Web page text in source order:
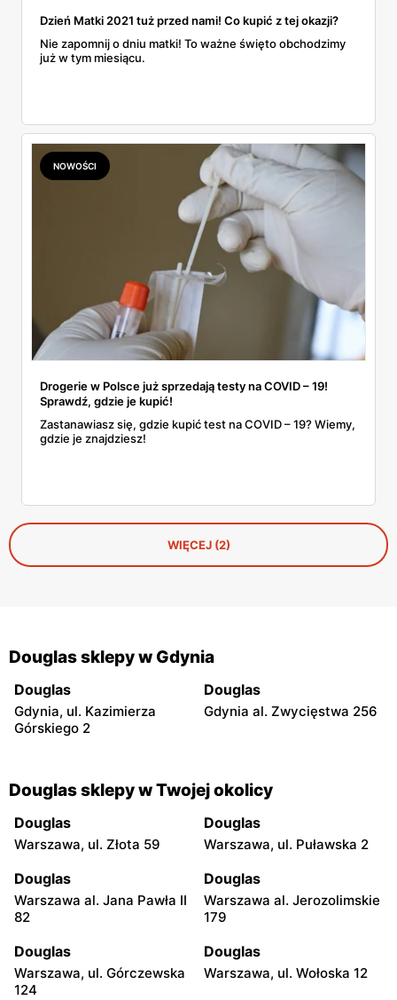
Dzień Matki 2021 tuż przed nami! Co kupić z tej okazji?
Nie zapomnij o dniu matki! To ważne święto obchodzimy
już w tym miesiącu.
NOWOŚCI
Drogerie w Polsce już sprzedają testy na COVID – 19!
Sprawdź, gdzie je kupić!
Zastanawiasz się, gdzie kupić test na COVID – 19? Wiemy,
gdzie je znajdziesz!
WIĘCEJ (2)
Douglas sklepy w Gdynia
Douglas
Gdynia, ul. Kazimierza
Górskiego 2
Douglas
Gdynia al. Zwycięstwa 256
Douglas sklepy w Twojej okolicy
Douglas
Warszawa, ul. Złota 59
Douglas
Warszawa, ul. Puławska 2
Douglas
Warszawa al. Jana Pawła II
82
Douglas
Warszawa al. Jerozolimskie
179
Douglas
Warszawa, ul. Górczewska
124
Douglas
Warszawa, ul. Wołoska 12